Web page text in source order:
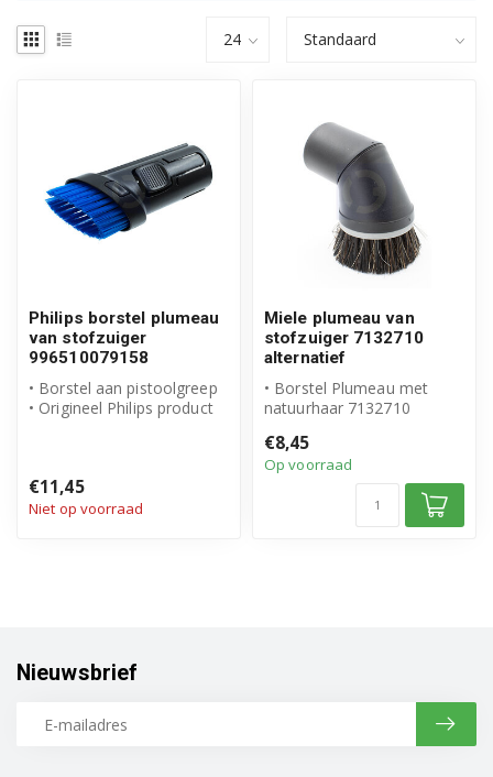
Philips borstel plumeau
van stofzuiger
996510079158
• Borstel aan pistoolgreep
• Origineel Philips product
€11,45
Niet op voorraad
Miele plumeau van
stofzuiger 7132710
alternatief
• Borstel Plumeau met
natuurhaar 7132710
• Hoogwaardig a...
€8,45
Op voorraad
Nieuwsbrief